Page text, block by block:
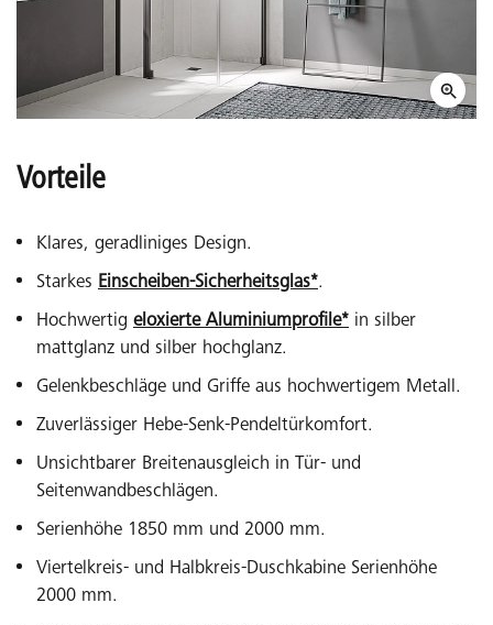
Vorteile
Klares, geradliniges Design.
Starkes Einscheiben-Sicherheitsglas*.
Hochwertig eloxierte Aluminiumprofile* in silber
mattglanz und silber hochglanz.
Gelenkbeschläge und Griffe aus hochwertigem Metall.
Zuverlässiger Hebe-Senk-Pendeltürkomfort.
Unsichtbarer Breitenausgleich in Tür- und
Seitenwandbeschlägen.
Serienhöhe 1850 mm und 2000 mm.
Viertelkreis- und Halbkreis-Duschkabine Serienhöhe
2000 mm.